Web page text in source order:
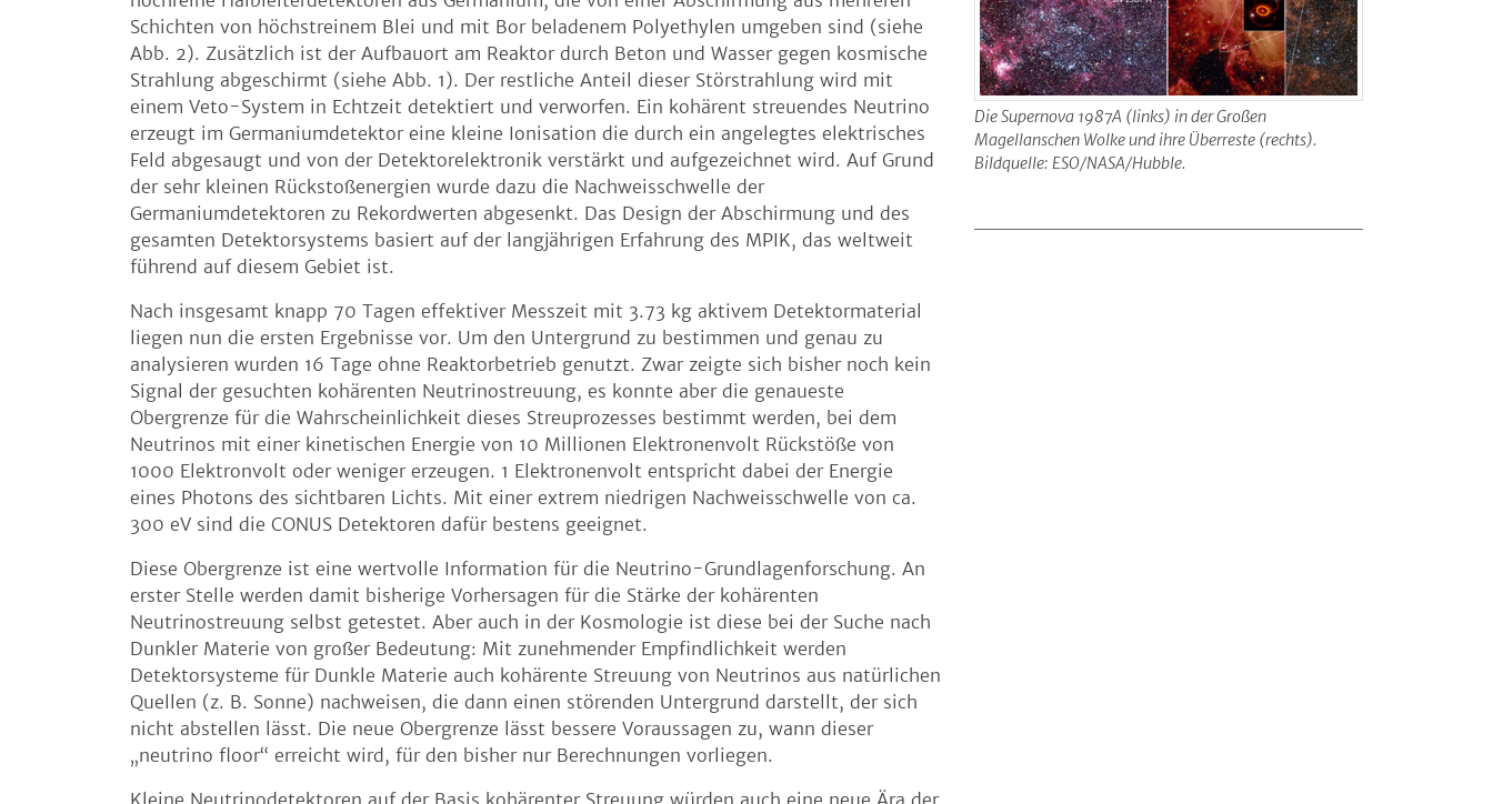
Schichten von höchstreinem Blei und mit Bor beladenem Polyethylen umgeben sind (siehe
Abb. 2). Zusätzlich ist der Aufbauort am Reaktor durch Beton und Wasser gegen kosmische
Strahlung abgeschirmt (siehe Abb. 1). Der restliche Anteil dieser Störstrahlung wird mit
einem Veto-System in Echtzeit detektiert und verworfen. Ein kohärent streuendes Neutrino
erzeugt im Germaniumdetektor eine kleine Ionisation die durch ein angelegtes elektrisches
Feld abgesaugt und von der Detektorelektronik verstärkt und aufgezeichnet wird. Auf Grund
der sehr kleinen Rückstoßenergien wurde dazu die Nachweisschwelle der
Germaniumdetektoren zu Rekordwerten abgesenkt. Das Design der Abschirmung und des
gesamten Detektorsystems basiert auf der langjährigen Erfahrung des MPIK, das weltweit
führend auf diesem Gebiet ist.
Nach insgesamt knapp 70 Tagen effektiver Messzeit mit 3.73 kg aktivem Detektormaterial
liegen nun die ersten Ergebnisse vor. Um den Untergrund zu bestimmen und genau zu
analysieren wurden 16 Tage ohne Reaktorbetrieb genutzt. Zwar zeigte sich bisher noch kein
Signal der gesuchten kohärenten Neutrinostreuung, es konnte aber die genaueste
Obergrenze für die Wahrscheinlichkeit dieses Streuprozesses bestimmt werden, bei dem
Neutrinos mit einer kinetischen Energie von 10 Millionen Elektronenvolt Rückstöße von
1000 Elektronvolt oder weniger erzeugen. 1 Elektronenvolt entspricht dabei der Energie
eines Photons des sichtbaren Lichts. Mit einer extrem niedrigen Nachweisschwelle von ca.
300 eV sind die CONUS Detektoren dafür bestens geeignet.
Diese Obergrenze ist eine wertvolle Information für die Neutrino-Grundlagenforschung. An
erster Stelle werden damit bisherige Vorhersagen für die Stärke der kohärenten
Neutrinostreuung selbst getestet. Aber auch in der Kosmologie ist diese bei der Suche nach
Dunkler Materie von großer Bedeutung: Mit zunehmender Empfindlichkeit werden
Detektorsysteme für Dunkle Materie auch kohärente Streuung von Neutrinos aus natürlichen
Quellen (z. B. Sonne) nachweisen, die dann einen störenden Untergrund darstellt, der sich
nicht abstellen lässt. Die neue Obergrenze lässt bessere Voraussagen zu, wann dieser
„neutrino floor“ erreicht wird, für den bisher nur Berechnungen vorliegen.
Kleine Neutrinodetektoren auf der Basis kohärenter Streuung würden auch eine neue Ära der
Die Supernova 1987A (links) in der Großen
Magellanschen Wolke und ihre Überreste (rechts).
Bildquelle: ESO/NASA/Hubble.